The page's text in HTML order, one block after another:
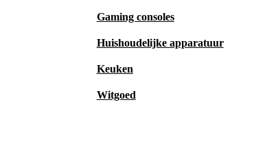
Gaming consoles
Huishoudelijke apparatuur
Keuken
Witgoed